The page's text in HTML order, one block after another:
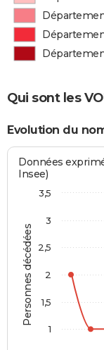
Qui sont les
Evolution du
Personnes décédées
Données
Insee)
1
1,5
2
2,5
3
3,5